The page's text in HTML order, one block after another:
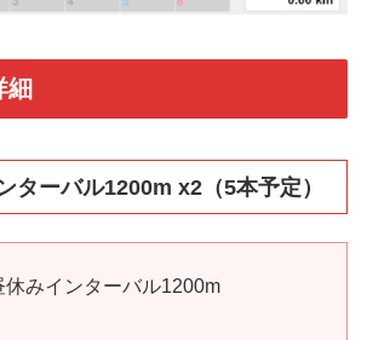
細
ターバル1200m x2（5本予定）
休みインターバル1200m